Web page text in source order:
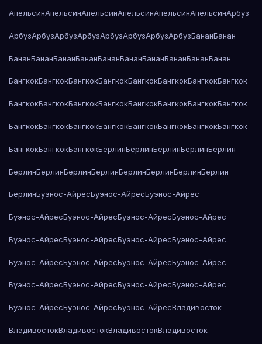
АпельсинАпельсинАпельсинАпельсинАпельсинАпельсинАрбуз
АрбузАрбузАрбузАрбузАрбузАрбузАрбузАрбузБананБанан
БананБананБананБананБананБананБананБананБананБанан
БангкокБангкокБангкокБангкокБангкокБангкокБангкокБангкок
БангкокБангкокБангкокБангкокБангкокБангкокБангкокБангкок
БангкокБангкокБангкокБангкокБангкокБангкокБангкокБангкок
БангкокБангкокБангкокБерлинБерлинБерлинБерлинБерлин
БерлинБерлинБерлинБерлинБерлинБерлинБерлинБерлин
БерлинБуэнос-АйресБуэнос-АйресБуэнос-Айрес
Буэнос-АйресБуэнос-АйресБуэнос-АйресБуэнос-Айрес
Буэнос-АйресБуэнос-АйресБуэнос-АйресБуэнос-Айрес
Буэнос-АйресБуэнос-АйресБуэнос-АйресБуэнос-Айрес
Буэнос-АйресБуэнос-АйресБуэнос-АйресБуэнос-Айрес
Буэнос-АйресБуэнос-АйресБуэнос-АйресВладивосток
ВладивостокВладивостокВладивостокВладивосток